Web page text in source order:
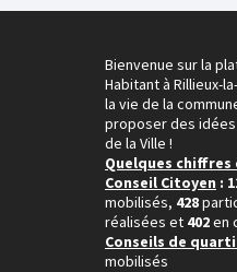
Bienvenue sur la
Habitant à Rillieux-
la vie de la
proposer des
de la Ville !
Quelques
Conseil Citoyen :
mobilisés, 428
réalisées et 402en
Conseils de
mobilisés